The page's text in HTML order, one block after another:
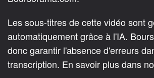
Les sous-titres de cette vidéo sont
automatiquement grâce à l'IA.
donc garantir l'absence d'erreurs
transcription. En savoir plus dans